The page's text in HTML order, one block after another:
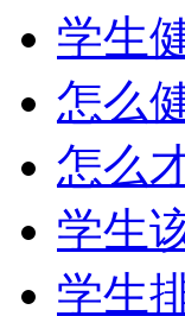
学生
怎么
怎么
学生
学生